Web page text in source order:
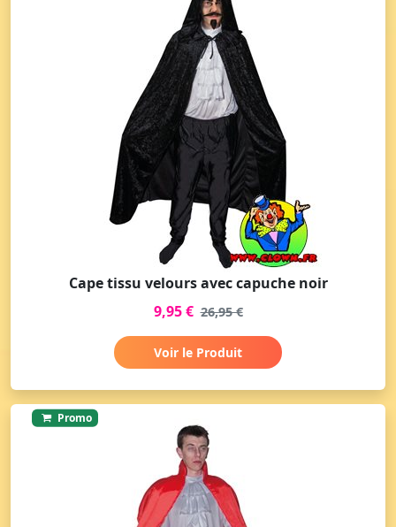
Cape tissu velours avec capuche noir
9,95 € 26,95 €
Voir le Produit
Promo